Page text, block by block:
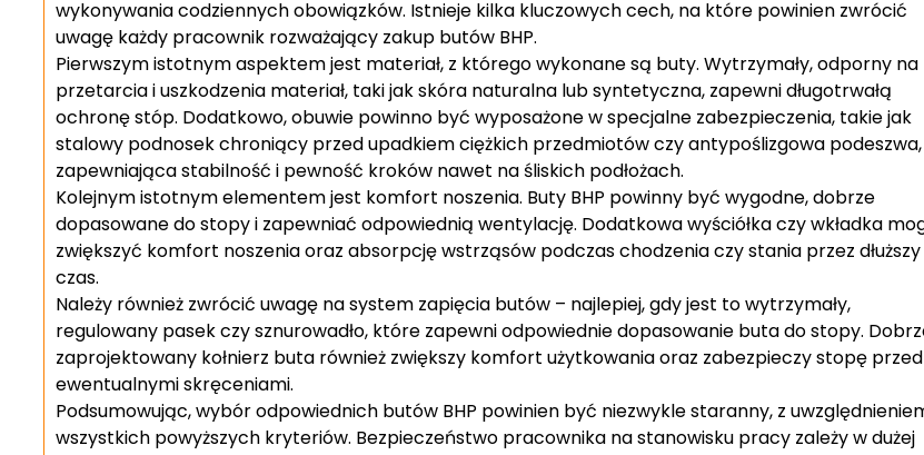
wykonywania codziennych obowiązków. Istnieje kilka kluczowych cech, na które powinien zwrócić
uwagę każdy pracownik rozważający zakup butów BHP.
Pierwszym istotnym aspektem jest materiał, z którego wykonane są buty. Wytrzymały, odporny na
przetarcia i uszkodzenia materiał, taki jak skóra naturalna lub syntetyczna, zapewni długotrwałą
ochronę stóp. Dodatkowo, obuwie powinno być wyposażone w specjalne zabezpieczenia, takie jak
stalowy podnosek chroniący przed upadkiem ciężkich przedmiotów czy antypoślizgowa podeszwa,
zapewniająca stabilność i pewność kroków nawet na śliskich podłożach.
Kolejnym istotnym elementem jest komfort noszenia. Buty BHP powinny być wygodne, dobrze
dopasowane do stopy i zapewniać odpowiednią wentylację. Dodatkowa wyściółka czy wkładka
zwiększyć komfort noszenia oraz absorpcję wstrząsów podczas chodzenia czy stania przez dłuższy
czas.
Należy również zwrócić uwagę na system zapięcia butów – najlepiej, gdy jest to wytrzymały,
regulowany pasek czy sznurowadło, które zapewni odpowiednie dopasowanie buta do stopy.
zaprojektowany kołnierz buta również zwiększy komfort użytkowania oraz zabezpieczy stopę przed
ewentualnymi skręceniami.
Podsumowując, wybór odpowiednich butów BHP powinien być niezwykle staranny, z
wszystkich powyższych kryteriów. Bezpieczeństwo pracownika na stanowisku pracy zależy w dużej